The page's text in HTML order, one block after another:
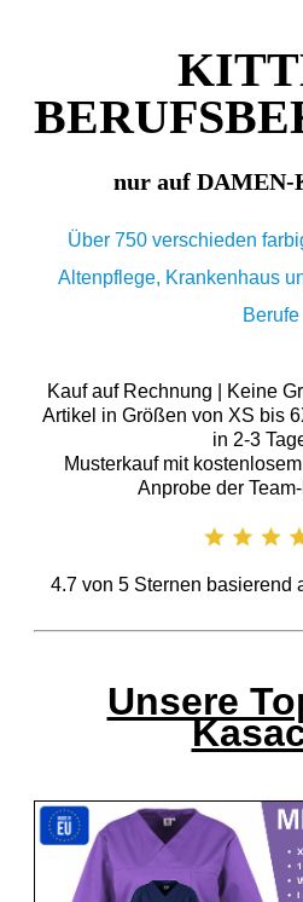
nur auf DAMEN-
Über 750 verschieden
Altenpflege, Krankenhaus
Berufe
Kauf auf Rechnung | Keine
Artikel in Größen von XS bis
in 2-3
Musterkauf mit
Anprobe der
4.7von 5Sternen basierend
Unsere